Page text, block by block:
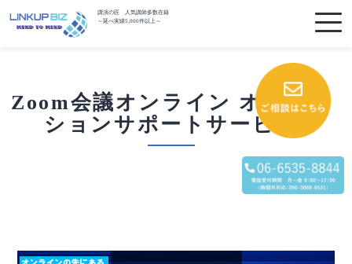
講演の匠 人気講師多数在籍
～延べ実績5,000件以上～
Zoom会議オンライン オペレー
ションサポートサービス